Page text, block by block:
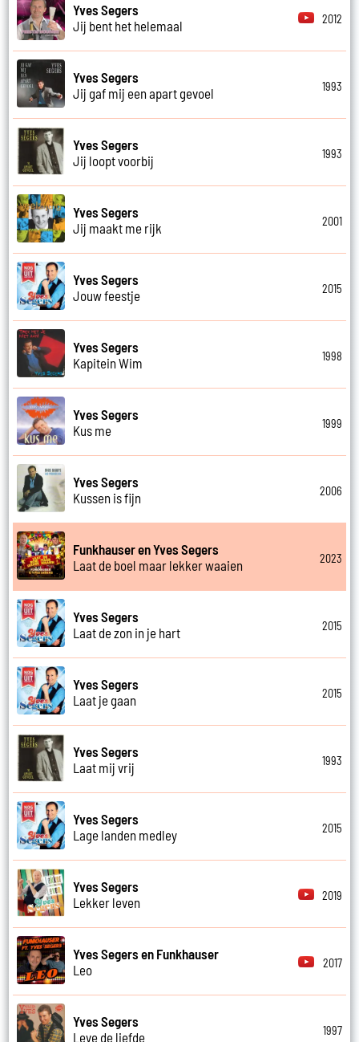
Yves Segers
Jij bent het helemaal
2012
Yves Segers
Jij gaf mij een apart gevoel
1993
Yves Segers
Jij loopt voorbij
1993
Yves Segers
Jij maakt me rijk
2001
Yves Segers
Jouw feestje
2015
Yves Segers
Kapitein Wim
1998
Yves Segers
Kus me
1999
Yves Segers
Kussen is fijn
2006
Funkhauser en Yves Segers
Laat de boel maar lekker waaien
2023
Yves Segers
Laat de zon in je hart
2015
Yves Segers
Laat je gaan
2015
Yves Segers
Laat mij vrij
1993
Yves Segers
Lage landen medley
2015
Yves Segers
Lekker leven
2019
Yves Segers en Funkhauser
Leo
2017
Yves Segers
Leve de liefde
1997